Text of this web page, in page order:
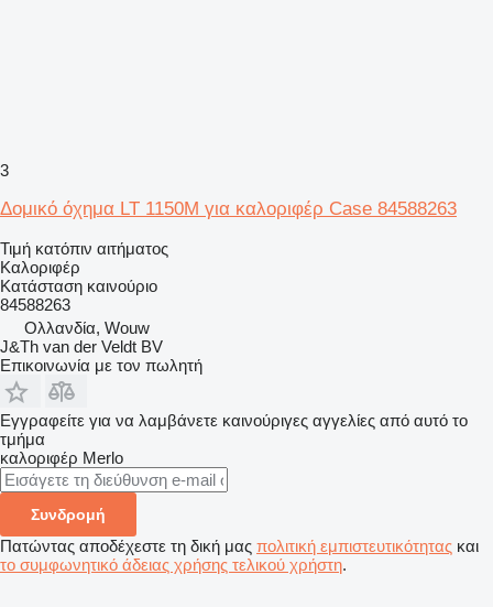
3
Δομικό όχημα LT 1150M για καλοριφέρ Case 84588263
Τιμή κατόπιν αιτήματος
Καλοριφέρ
Κατάσταση καινούριο
84588263
Ολλανδία, Wouw
J&Th van der Veldt BV
Επικοινωνία με τον πωλητή
Εγγραφείτε για να λαμβάνετε καινούριγες αγγελίες από αυτό το
τμήμα
καλοριφέρ Merlo
Συνδρομή
Πατώντας αποδέχεστε τη δική μας πολιτική εμπιστευτικότητας και
το συμφωνητικό άδειας χρήσης τελικού χρήστη.